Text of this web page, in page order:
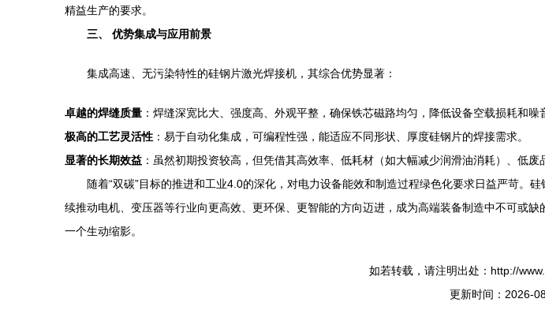
精益生产的要求。
三、 优势集成与应用前景
集成高速、无污染特性的硅钢片激光焊接机，其综合优势显著：
卓越的焊缝质量 ：焊缝深宽比大、强度高、外观平整，确保铁芯磁路均匀，降低设备空载损耗和噪
极高的工艺灵活性 ：易于自动化集成，可编程性强，能适应不同形状、厚度硅钢片的焊接需求。
显著的长期效益 ：虽然初期投资较高，但凭借其高效率、低耗材（如大幅减少润滑油消耗）、低
随着“双碳”目标的推进和工业4.0的深化，对电力设备能效和制造过程绿色化要求日益严苛
续推动电机、变压器等行业向更高效、更环保、更智能的方向迈进，成为高端装备制造中不可或
一个生动缩影。
如若转载，请注明出处：http://
更新时间：2026-